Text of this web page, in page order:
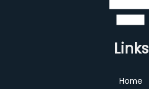
Links
Home